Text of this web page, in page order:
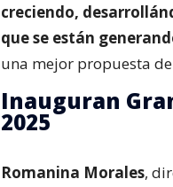
creciendo,
que se están
una mejor propuesta
Inauguran
2025
Romanina Morales,